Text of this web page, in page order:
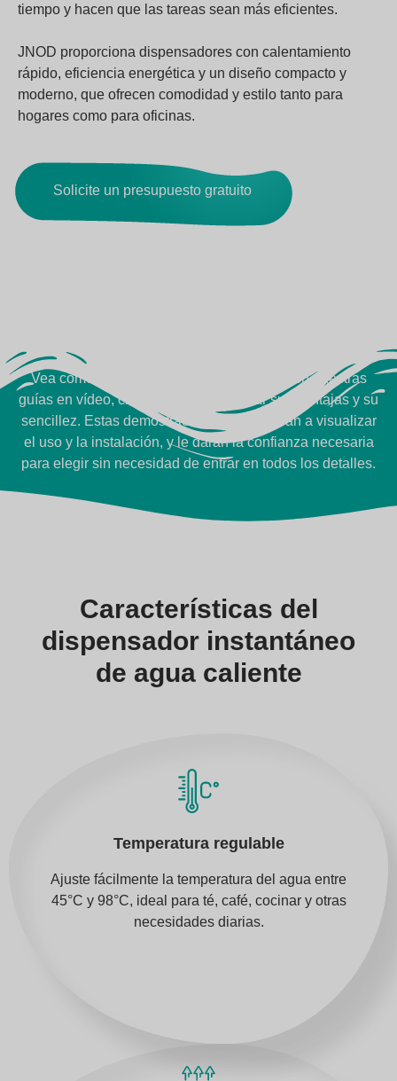
tiempo y hacen que las tareas sean más eficientes.
JNOD proporciona dispensadores con calentamiento
rápido, eficiencia energética y un diseño compacto y
moderno, que ofrecen comodidad y estilo tanto para
hogares como para oficinas.
Solicite un presupuesto gratuito
Vea cómo funciona
Vea cómo funcionan los productos JNOD en nuestras
guías en vídeo, creadas para demostrar sus ventajas y su
sencillez. Estas demostraciones le ayudarán a visualizar
el uso y la instalación, y le darán la confianza necesaria
para elegir sin necesidad de entrar en todos los detalles.
Características del
dispensador instantáneo
de agua caliente
Temperatura regulable
Ajuste fácilmente la temperatura del agua entre
45°C y 98°C, ideal para té, café, cocinar y otras
necesidades diarias.